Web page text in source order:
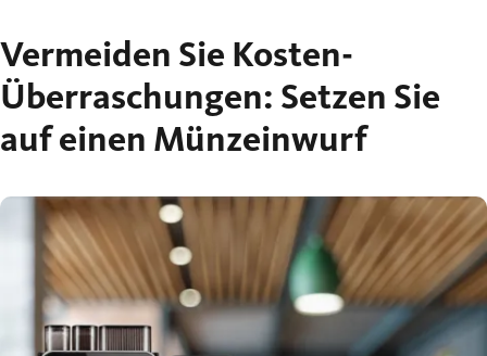
Vermeiden Sie Kosten-
Überraschungen: Setzen Sie
auf einen Münzeinwurf